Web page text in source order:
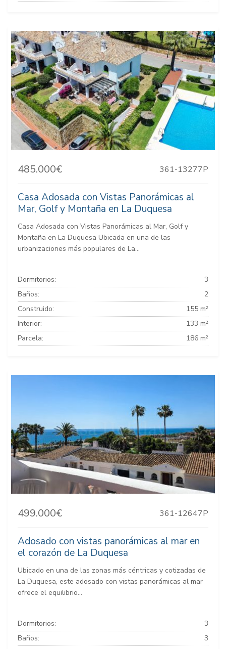
485.000€ 361-13277P
Casa Adosada con Vistas Panorámicas al
Mar, Golf y Montaña en La Duquesa
Casa Adosada con Vistas Panorámicas al Mar, Golf y
Montaña en La Duquesa Ubicada en una de las
urbanizaciones más populares de La...
Dormitorios:
3
Baños:
2
Construido:
155 m²
Interior:
133 m²
Parcela:
186 m²
499.000€ 361-12647P
Adosado con vistas panorámicas al mar en
el corazón de La Duquesa
Ubicado en una de las zonas más céntricas y cotizadas de
La Duquesa, este adosado con vistas panorámicas al mar
ofrece el equilibrio...
Dormitorios:
3
Baños:
3